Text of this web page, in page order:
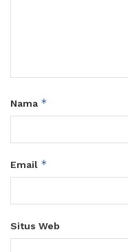
Nama *
Email *
Situs Web